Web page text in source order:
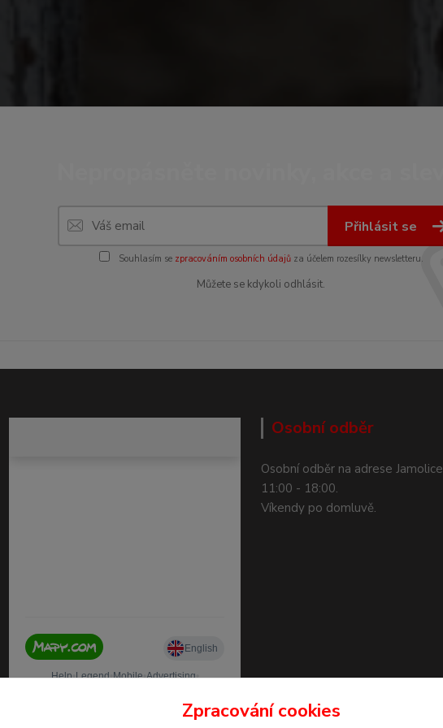
Přihlásit se
Souhlasím se zpracováním osobních údajůza účelem rozesílky newsletteru.
Můžete se kdykoli odhlásit.
Osobní odběr
Osobní odběr na adrese
11:00 - 18:00.
Víkendy po domluvě.
Zpracování cookies